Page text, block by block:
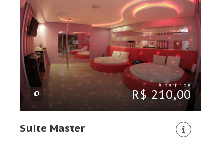
à partir de
R$ 210,00
Suíte Master